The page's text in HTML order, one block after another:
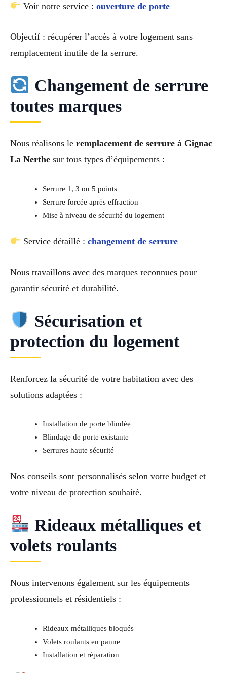
Voir notre service : ouverture de porte
Objectif : récupérer l’accès à votre logement sans
remplacement inutile de la serrure.
Changement de serrure
toutes marques
Nous réalisons le remplacement de serrure à Gignac
La Nerthe sur tous types d’équipements :
Serrure 1, 3 ou 5 points
Serrure forcée après effraction
Mise à niveau de sécurité du logement
Service détaillé : changement de serrure
Nous travaillons avec des marques reconnues pour
garantir sécurité et durabilité.
Sécurisation et
protection du logement
Renforcez la sécurité de votre habitation avec des
solutions adaptées :
Installation de porte blindée
Blindage de porte existante
Serrures haute sécurité
Nos conseils sont personnalisés selon votre budget et
votre niveau de protection souhaité.
Rideaux métalliques et
volets roulants
Nous intervenons également sur les équipements
professionnels et résidentiels :
Rideaux métalliques bloqués
Volets roulants en panne
Installation et réparation